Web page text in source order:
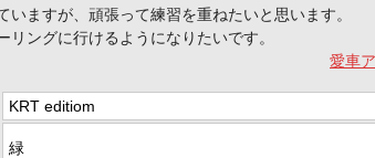
いますが、頑張って練習を重ねたいと思います。
リングに行けるようになりたいです。
愛車
KRT editiom
緑